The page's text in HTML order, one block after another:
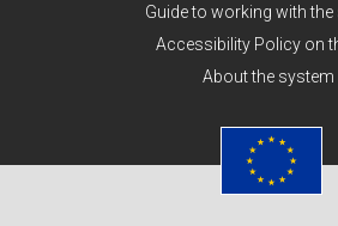
Guide to working with
Accessibility Policy on
About the system